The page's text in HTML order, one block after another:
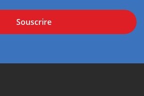
Souscrire